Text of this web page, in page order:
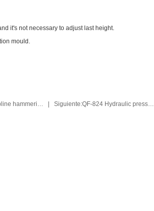
it's not necessary to adjust last height.
mould.
hammeri… Siguiente:QF-824 Hydraulic press…